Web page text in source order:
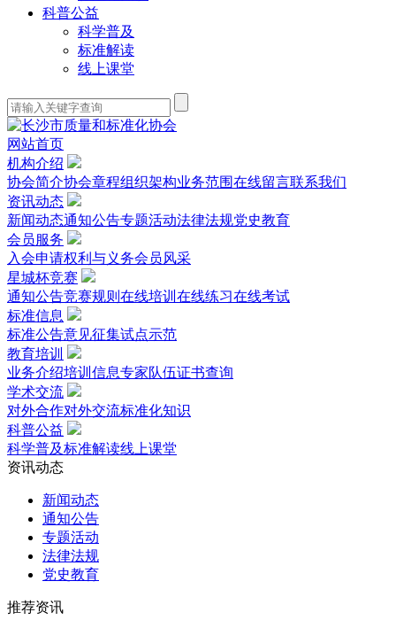
科普公益
科学普及
标准解读
线上课堂
网站首页
机构介绍
协会简介协会章程组织架构业务范围在线留言联系我们
资讯动态
新闻动态通知公告专题活动法律法规党史教育
会员服务
入会申请权利与义务会员风采
星城杯竞赛
通知公告竞赛规则 在线培训 在线练习在线考试
标准信息
标准公告意见征集试点示范
教育培训
业务介绍培训信息专家队伍证书查询
学术交流
对外合作对外交流标准化知识
科普公益
科学普及标准解读线上课堂
资讯动态
新闻动态
通知公告
专题活动
法律法规
党史教育
推荐资讯